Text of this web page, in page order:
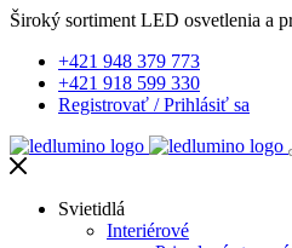
Široký sortiment LED osvetlenia a
+421 948 379 773
+421 918 599 330
Registrovať /Prihlásiť sa
Svietidlá
Interiérové